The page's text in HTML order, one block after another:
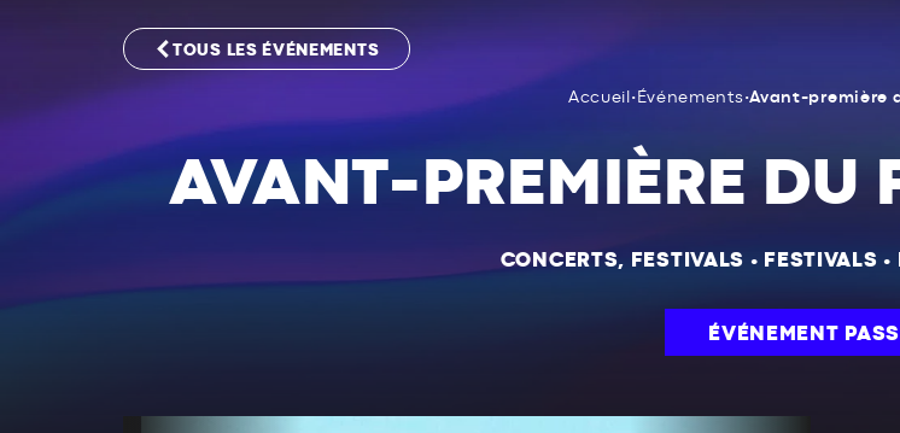
TOUS LES ÉVÉNEMENTS
Accueil • Événements•Avant-première
AVANT-PREMIÈRE DU
CONCERTS, FESTIVALS • FESTIVALS •
ÉVÉNEMENT